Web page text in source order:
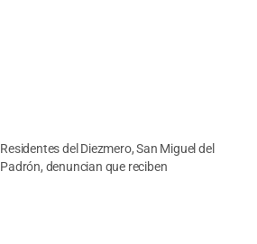
Residentes del Diezmero, San Miguel del
Padrón, denuncian que reciben